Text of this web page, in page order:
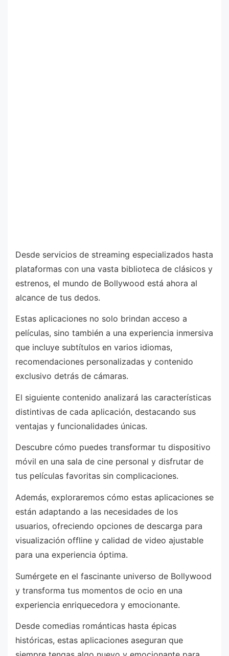
Desde servicios de streaming especializados hasta
plataformas con una vasta biblioteca de clásicos y
estrenos, el mundo de Bollywood está ahora al
alcance de tus dedos.
Estas aplicaciones no solo brindan acceso a
películas, sino también a una experiencia inmersiva
que incluye subtítulos en varios idiomas,
recomendaciones personalizadas y contenido
exclusivo detrás de cámaras.
El siguiente contenido analizará las características
distintivas de cada aplicación, destacando sus
ventajas y funcionalidades únicas.
Descubre cómo puedes transformar tu dispositivo
móvil en una sala de cine personal y disfrutar de
tus películas favoritas sin complicaciones.
Además, exploraremos cómo estas aplicaciones se
están adaptando a las necesidades de los
usuarios, ofreciendo opciones de descarga para
visualización offline y calidad de video ajustable
para una experiencia óptima.
Sumérgete en el fascinante universo de Bollywood
y transforma tus momentos de ocio en una
experiencia enriquecedora y emocionante.
Desde comedias románticas hasta épicas
históricas, estas aplicaciones aseguran que